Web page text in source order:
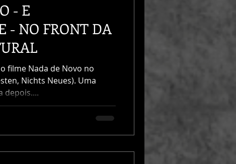
- E
- NO FRONT DA
filme Nada de Novo no
Nichts Neues). Uma
depois....